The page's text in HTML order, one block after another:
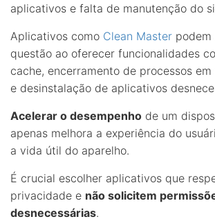
aplicativos e falta de manutenção do
Aplicativos como Clean Master podem
questão ao oferecer funcionalidades
cache, encerramento de processos
e desinstalação de aplicativos
Acelerar o desempenho de um
apenas melhora a experiência do
a vida útil do aparelho.
É crucial escolher aplicativos que
privacidade e não solicitem
desnecessárias.